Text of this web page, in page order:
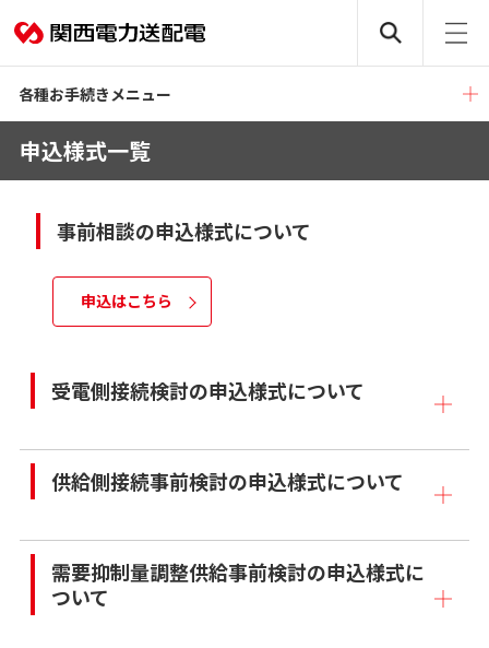
各種お手続きメニュー
申込様式一覧
事前相談の申込様式について
申込はこちら
受電側接続検討の申込様式について
供給側接続事前検討の申込様式について
需要抑制量調整供給事前検討の申込様式に
ついて